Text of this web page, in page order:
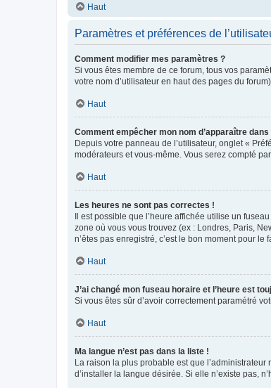
Haut
Paramètres et préférences de
Comment modifier mes paramètres ?
Si vous êtes membre de ce forum, tous vos
votre nom d’utilisateur en haut des pages du
Haut
Comment empêcher mon nom d’apparaître
Depuis votre panneau de l’utilisateur, onglet «
modérateurs et vous-même. Vous serez compté
Haut
Les heures ne sont pas correctes !
Il est possible que l’heure affichée utilise un
zone où vous vous trouvez (ex : Londres, Paris,
n’êtes pas enregistré, c’est le bon moment pour le
Haut
J’ai changé mon fuseau horaire et l’heure est
Si vous êtes sûr d’avoir correctement paramétré
Haut
Ma langue n’est pas dans la liste !
La raison la plus probable est que
d’installer la langue désirée. Si elle n’existe pas,